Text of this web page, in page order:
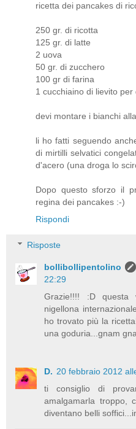
ricetta dei pancakes di
250 gr. di ricotta
125 gr. di latte
2 uova
50 gr. di zucchero
100 gr di farina
1 cucchiaino di lievito per
devi montare i bianchi
li ho fatti seguendo
di mirtilli selvatici
d'acero (una droga lo
Dopo questo sforzo il
regina dei pancakes :-)
Rispondi
Risposte
bollibollipentolino
22:29
Grazie!!!! :D questa
nigellona
ho trovato più la
una goduria...gnam
D. 20 febbraio 2012
ti consiglio di
amalgamarla troppo,
diventano belli